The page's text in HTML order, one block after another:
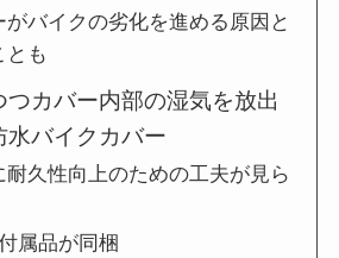
がバイクの劣化を進める原因と
とも
カバー内部の湿気を放出
水バイクカバー
耐久性向上のための工夫が見ら
属品が同梱